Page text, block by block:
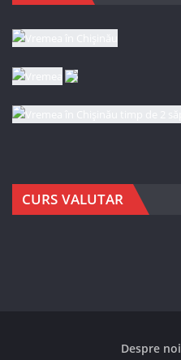
CURS VALUTAR
Despre noi